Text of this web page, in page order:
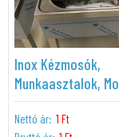
Inox Kézmosók,
Munkaasztalok,
Nettó ár: 1 Ft